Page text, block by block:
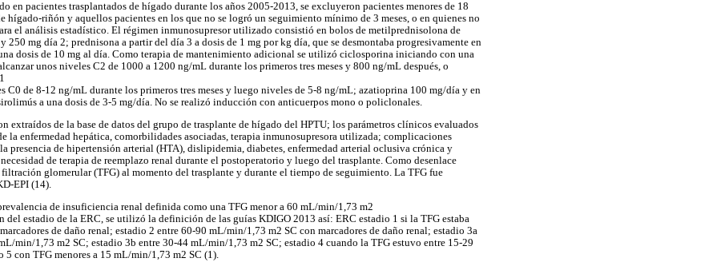
en pacientes trasplantados de hígado durante los años 2005-2013, se excluyeron pacientes menores de 18
hígado-riñón y aquellos pacientes en los que no se logró un seguimiento mínimo de 3 meses, o en quienes no
el análisis estadístico. El régimen inmunosupresor utilizado consistió en bolos de metilprednisolona de
250 mg día 2; prednisona a partir del día 3 a dosis de 1 mg por kg día, que se desmontaba progresivamente en
dosis de 10 mg al día. Como terapia de mantenimiento adicional se utilizó ciclosporina iniciando con una
unos niveles C2 de 1000 a 1200 ng/mL durante los primeros tres meses y 800 ng/mL después, o
C0 de 8-12 ng/mL durante los primeros tres meses y luego niveles de 5-8 ng/mL; azatioprina 100 mg/día y en
a una dosis de 3-5 mg/día. No se realizó inducción con anticuerpos mono o policlonales.
extraídos de la base de datos del grupo de trasplante de hígado del HPTU; los parámetros clínicos evaluados
la enfermedad hepática, comorbilidades asociadas, terapia inmunosupresora utilizada; complicaciones
presencia de hipertensión arterial (HTA), dislipidemia, diabetes, enfermedad arterial oclusiva crónica y
de terapia de reemplazo renal durante el postoperatorio y luego del trasplante. Como desenlace
glomerular (TFG) al momento del trasplante y durante el tiempo de seguimiento. La TFG fue
EPI (14).
de insuficiencia renal definida como una TFG menor a 60 mL/min/1,73 m2
del estadio de la ERC, se utilizó la definición de las guías KDIGO 2013 así: ERC estadio 1 si la TFG estaba
de daño renal; estadio 2 entre 60-90 mL/min/1,73 m2 SC con marcadores de daño renal; estadio 3a
min/1,73 m2 SC; estadio 3b entre 30-44 mL/min/1,73 m2 SC; estadio 4 cuando la TFG estuvo entre 15-29
con TFG menores a 15 mL/min/1,73 m2 SC (1).